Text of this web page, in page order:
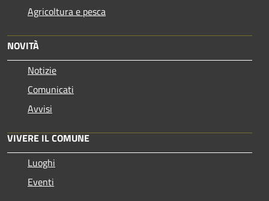
Agricoltura e pesca
NOVITÀ
Notizie
Comunicati
Avvisi
VIVERE IL COMUNE
Luoghi
Eventi